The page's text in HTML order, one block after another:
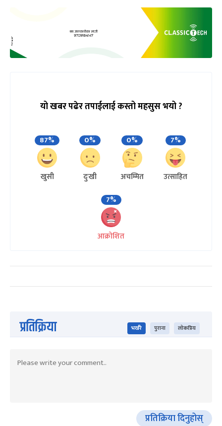
यो खबर पढेर तपाईलाई कस्तो महसुस भयो ?
87%
खुसी
0%
दुःखी
0%
अचम्मित
7%
उत्साहित
7%
आक्रोशित
प्रतिक्रिया भर्खरै पुराना लोकप्रिय
प्रतिक्रिया दिनुहोस्